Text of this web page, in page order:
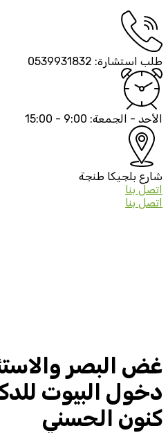
طلب استشارة: 0539931832
الأحد - الجمعة: 9:00 - 15:00
شارع بلجيكا طنجة
اتصل بنا
اتصل بنا
غض البصر
دخول البيوت
كنون الحسني